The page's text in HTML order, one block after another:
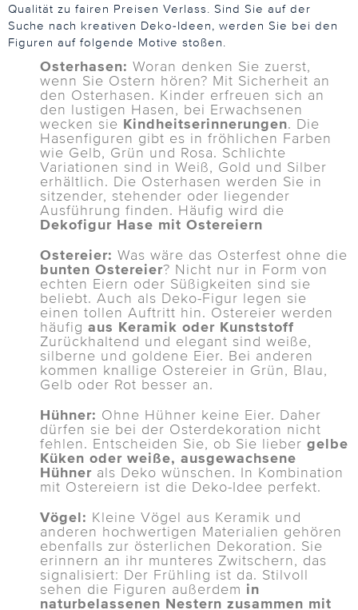
Qualität zu fairen Preisen Verlass. Sind Sie auf der
Suche nach kreativen Deko-Ideen, werden Sie bei den
Figuren auf folgende Motive stoßen.
Osterhasen: Woran denken Sie zuerst,
wenn Sie Ostern hören? Mit Sicherheit an
den Osterhasen. Kinder erfreuen sich an
den lustigen Hasen, bei Erwachsenen
wecken sie Kindheitserinnerungen. Die
Hasenfiguren gibt es in fröhlichen Farben
wie Gelb, Grün und Rosa. Schlichte
Variationen sind in Weiß, Gold und Silber
erhältlich. Die Osterhasen werden Sie in
sitzender, stehender oder liegender
Ausführung finden. Häufig wird die
Dekofigur Hase mit Ostereiern
Ostereier: Was wäre das Osterfest ohne die
bunten Ostereier? Nicht nur in Form von
echten Eiern oder Süßigkeiten sind sie
beliebt. Auch als Deko-Figur legen sie
einen tollen Auftritt hin. Ostereier werden
häufig aus Keramik oder Kunststoff
Zurückhaltend und elegant sind weiße,
silberne und goldene Eier. Bei anderen
kommen knallige Ostereier in Grün, Blau,
Gelb oder Rot besser an.
Hühner: Ohne Hühner keine Eier. Daher
dürfen sie bei der Osterdekoration nicht
fehlen. Entscheiden Sie, ob Sie lieber gelbe
Küken oder weiße, ausgewachsene
Hühner als Deko wünschen. In Kombination
mit Ostereiern ist die Deko-Idee perfekt.
Vögel: Kleine Vögel aus Keramik und
anderen hochwertigen Materialien gehören
ebenfalls zur österlichen Dekoration. Sie
erinnern an ihr munteres Zwitschern, das
signalisiert: Der Frühling ist da. Stilvoll
sehen die Figuren außerdem in
naturbelassenen Nestern zusammen mit